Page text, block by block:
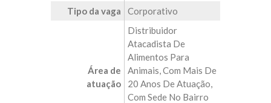
Tipo da vaga
Corporativo
Área de
atuação
Distribuidor
Atacadista De
Alimentos Para
Animais, Com Mais De
20 Anos De Atuação,
Com Sede No Bairro